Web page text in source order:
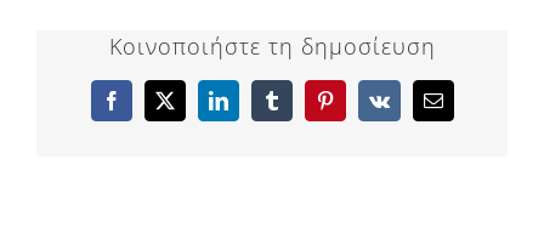
Κοινοποιήστε τη δημοσίευση
Facebook
X LinkedInTumblrPinterest
Vk Email